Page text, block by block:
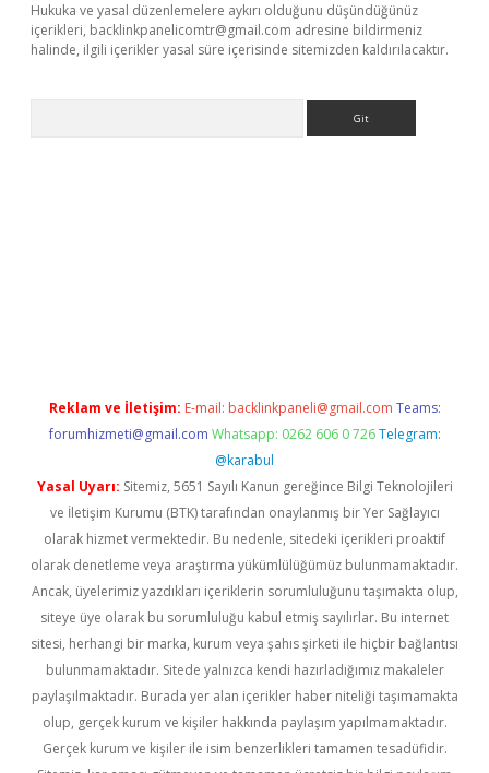
Hukuka ve yasal düzenlemelere aykırı olduğunu düşündüğünüz
içerikleri, backlinkpanelicomtr@gmail.com adresine bildirmeniz
halinde, ilgili içerikler yasal süre içerisinde sitemizden kaldırılacaktır.
Reklam ve İletişim: E-mail: backlinkpaneli@gmail.com Teams:
forumhizmeti@gmail.com Whatsapp: 0262 606 0 726 Telegram:
@karabul
Yasal Uyarı: Sitemiz, 5651 Sayılı Kanun gereğince Bilgi Teknolojileri
ve İletişim Kurumu (BTK) tarafından onaylanmış bir Yer Sağlayıcı
olarak hizmet vermektedir. Bu nedenle, sitedeki içerikleri proaktif
olarak denetleme veya araştırma yükümlülüğümüz bulunmamaktadır.
Ancak, üyelerimiz yazdıkları içeriklerin sorumluluğunu taşımakta olup,
siteye üye olarak bu sorumluluğu kabul etmiş sayılırlar. Bu internet
sitesi, herhangi bir marka, kurum veya şahıs şirketi ile hiçbir bağlantısı
bulunmamaktadır. Sitede yalnızca kendi hazırladığımız makaleler
paylaşılmaktadır. Burada yer alan içerikler haber niteliği taşımamakta
olup, gerçek kurum ve kişiler hakkında paylaşım yapılmamaktadır.
Gerçek kurum ve kişiler ile isim benzerlikleri tamamen tesadüfidir.